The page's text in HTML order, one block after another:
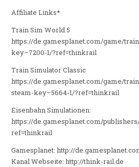
Affiliate Links*
Train Sim World 5
https://de.gamesplanet.com/game/
key–7200-1/?ref=thinkrail
Train Simulator Classic
https://de.gamesplanet.com/game/
steam-key–5664-1/?ref=thinkrail
Eisenbahn Simulationen:
https://de.gamesplanet.com/
ref=thinkrail
Gamesplanet: http://
Kanal Webseite: http://think-rail.de